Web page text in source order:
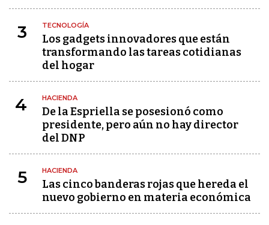
3 TECNOLOGÍA
Los gadgets innovadores que están
transformando las tareas cotidianas
del hogar
4 HACIENDA
De la Espriella se posesionó como
presidente, pero aún no hay director
del DNP
5 HACIENDA
Las cinco banderas rojas que hereda el
nuevo gobierno en materia económica